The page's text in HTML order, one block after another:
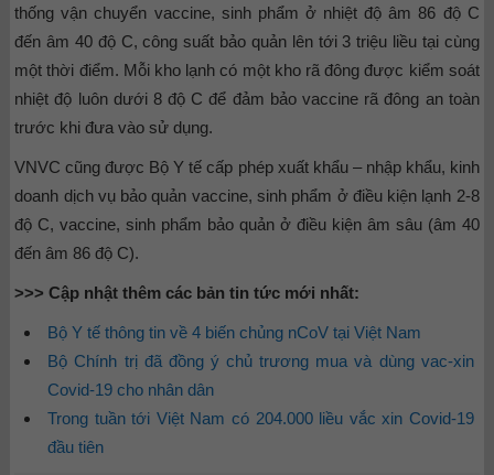
thống vận chuyển vaccine, sinh phẩm ở nhiệt độ âm 86 độ C
đến âm 40 độ C, công suất bảo quản lên tới 3 triệu liều tại cùng
một thời điểm. Mỗi kho lạnh có một kho rã đông được kiểm soát
nhiệt độ luôn dưới 8 độ C để đảm bảo vaccine rã đông an toàn
trước khi đưa vào sử dụng.
VNVC cũng được Bộ Y tế cấp phép xuất khẩu – nhập khẩu, kinh
doanh dịch vụ bảo quản vaccine, sinh phẩm ở điều kiện lạnh 2-8
độ C, vaccine, sinh phẩm bảo quản ở điều kiện âm sâu (âm 40
đến âm 86 độ C).
>>> Cập nhật thêm các bản tin tức mới nhất:
Bộ Y tế thông tin về 4 biến chủng nCoV tại Việt Nam
Bộ Chính trị đã đồng ý chủ trương mua và dùng vac-xin
Covid-19 cho nhân dân
Trong tuần tới Việt Nam có 204.000 liều vắc xin Covid-19
đầu tiên